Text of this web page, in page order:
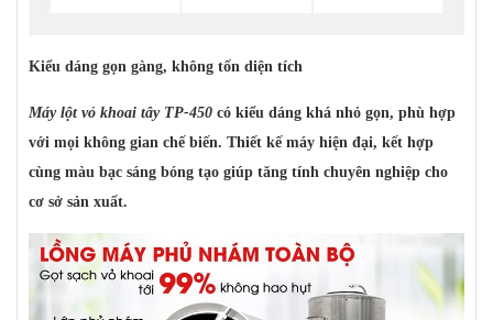
Kiểu dáng gọn gàng, không tốn diện tích
Máy lột vỏ khoai tây TP-450 có kiểu dáng khá nhỏ gọn, phù hợp
với mọi không gian chế biến. Thiết kế máy hiện đại, kết hợp
cùng màu bạc sáng bóng tạo giúp tăng tính chuyên nghiệp cho
cơ sở sản xuất.